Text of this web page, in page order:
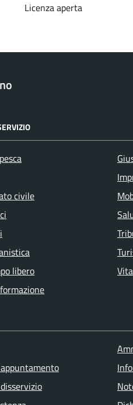
Licenza aperta
civile
libero